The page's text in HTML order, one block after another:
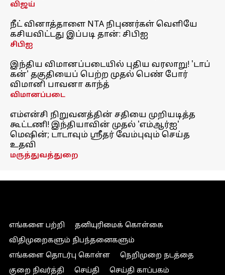
விஜய்
நீட் வினாத்தாளை NTA நிபுணர்கள் வெளியே
கசியவிட்டது இப்படி தான்: சிபிஐ
சிபிஐ
இந்திய விமானப்படையில் புதிய வரலாறு! 'டாப்
கன்' தகுதியைப் பெற்ற முதல் பெண் போர்
விமானி பாவனா காந்த்
விமானப்படை
எம்என்சி நிறுவனத்தின் சதியை முறியடித்த
கூட்டணி! இந்தியாவின் முதல் 'எம்ஆர்ஐ'
மெஷின்; டாடாவும் ஸ்ரீதர் வேம்புவும் செய்த
உதவி
மருத்துவத்துறை
எங்களை பற்றி
தனியுரிமைக் கொள்கை
விதிமுறைகளும் நிபந்தனைகளும்
எங்களை தொடர்பு கொள்ள
நெறிமுறை நடத்தை
குறை நிவர்த்தி
செய்தி செய்தி காப்பகம்